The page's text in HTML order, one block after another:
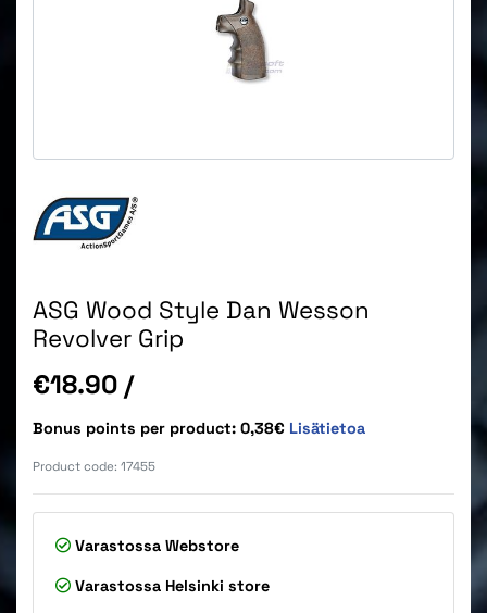
ASG Wood Style Dan Wesson
Revolver Grip
Price
€18.90 /
Bonus points per product: 0,38€ Lisätietoa
Product code: 17455
Varastossa Webstore
Varastossa Helsinki store